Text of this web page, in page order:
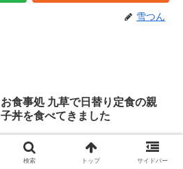
雪つん
お食事処 九草で日替り定食の親
子丼を食べてきました
検索 トップ サイドバー